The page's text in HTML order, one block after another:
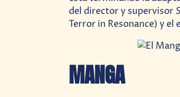
del director y supervisor
Terror in Resonance) y el
MANGA